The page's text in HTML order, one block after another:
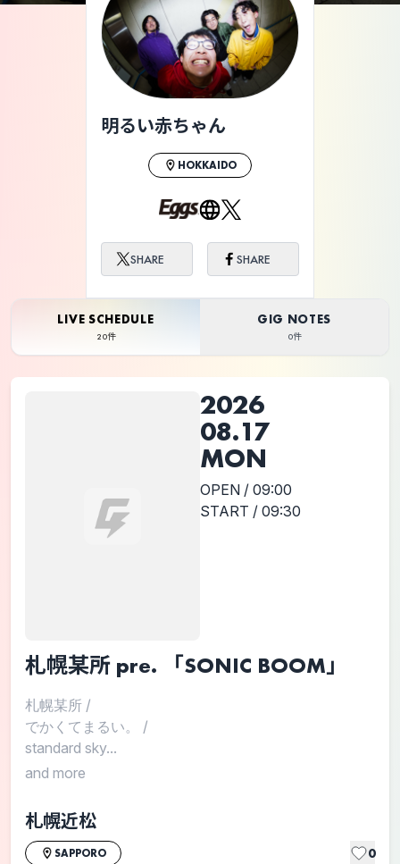
ライブ体験をもっと楽しく、もっと便利
に。
明るい赤ちゃん
HOKKAIDO
SHARE SHARE
LIVE SCHEDULE
20件
GIG NOTES
0件
2026
08.17
MON
OPEN / 09:00
START / 09:30
札幌某所 pre. 「SONIC BOOM」
札幌某所 /
でかくてまるい。 /
standard sky...
and more
札幌近松
SAPPORO 0